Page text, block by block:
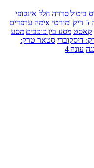
ביטול סדרה חלל אינסופי
ריק ומורטי אימה ערפדים
קאסט מסע בין כוכבים מסע
דיסקוברי סטאר טרק:
עונה 4